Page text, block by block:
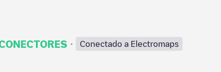
· Conectado a Electromaps